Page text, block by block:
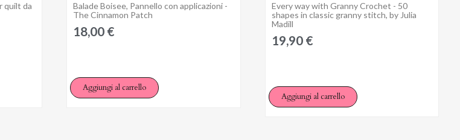
quilt da
Anteprima
Balade Boisee, Pannello con applicazioni -
The Cinnamon Patch
18,00 €
Aggiungi al carrello
Anteprima
Every way with Granny Crochet - 50
shapes in classic granny stitch, by Julia
Madill
19,90 €
Aggiungi al carrello